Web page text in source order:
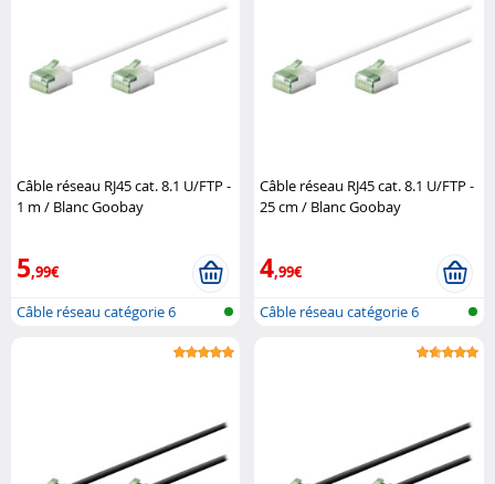
Câble réseau RJ45 cat. 8.1 U/FTP -
1 m / Blanc Goobay
5,99€
Câble réseau catégorie 6
Câble réseau RJ45 cat. 8.1 U/FTP -
25 cm / Blanc Goobay
4,99€
Câble réseau catégorie 6